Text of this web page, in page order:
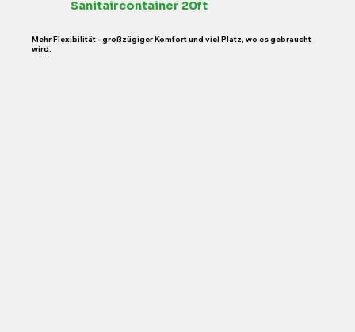
Mehr Flexibilität - großzügiger Komfort und viel Platz, wo es gebraucht
wird.
Sanitaircontainer 20ft